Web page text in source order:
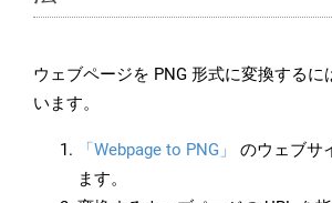
ウェブページを PNG 形式に変換するに
います。
「Webpage to PNG」
のウェブサ
ます。